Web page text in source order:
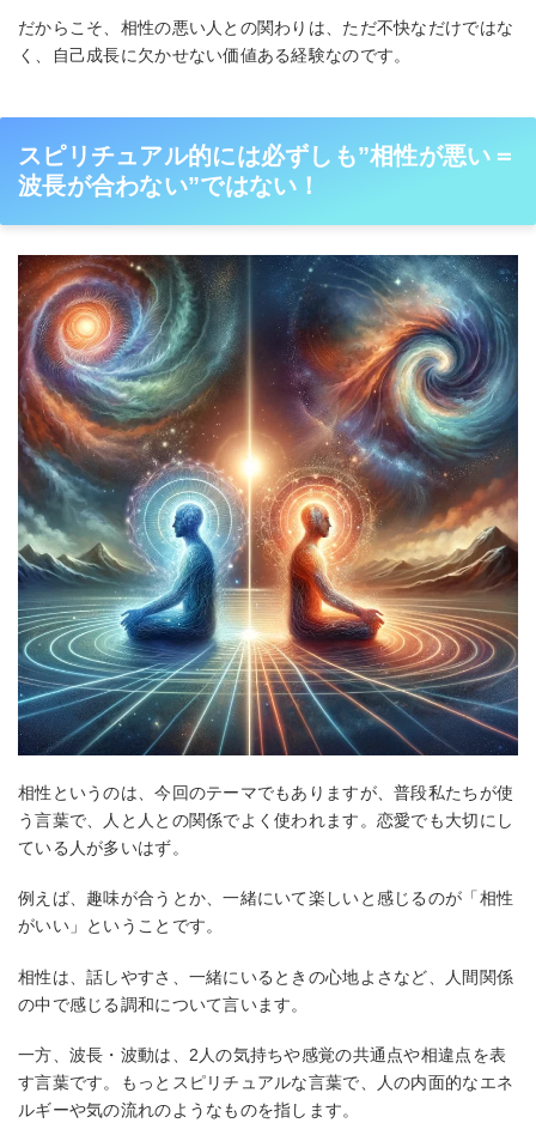
だからこそ、相性の悪い人との関わりは、ただ不快なだけではな
く、自己成長に欠かせない価値ある経験なのです。
スピリチュアル的には必ずしも”相性が悪い＝
波長が合わない”ではない！
相性というのは、今回のテーマでもありますが、普段私たちが使
う言葉で、人と人との関係でよく使われます。恋愛でも大切にし
ている人が多いはず。
例えば、趣味が合うとか、一緒にいて楽しいと感じるのが「相性
がいい」ということです。
相性は、話しやすさ、一緒にいるときの心地よさなど、人間関係
の中で感じる調和について言います。
一方、波長・波動は、2人の気持ちや感覚の共通点や相違点を表
す言葉です。もっとスピリチュアルな言葉で、人の内面的なエネ
ルギーや気の流れのようなものを指します。